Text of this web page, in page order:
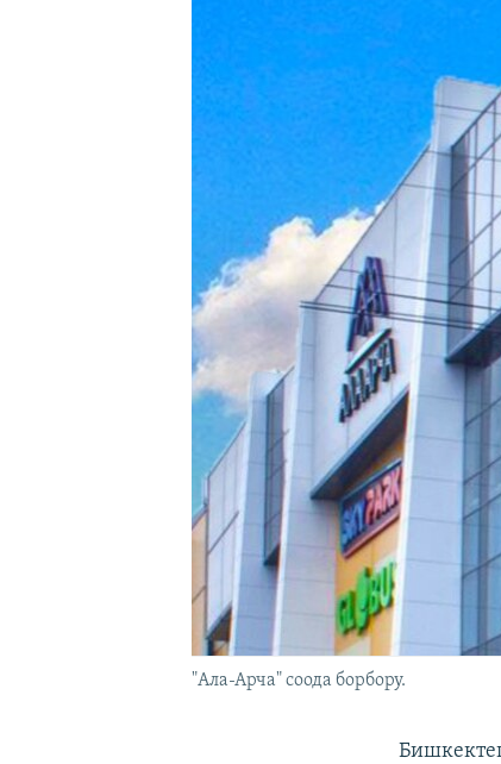
"Ала-Арча" соода борбору.